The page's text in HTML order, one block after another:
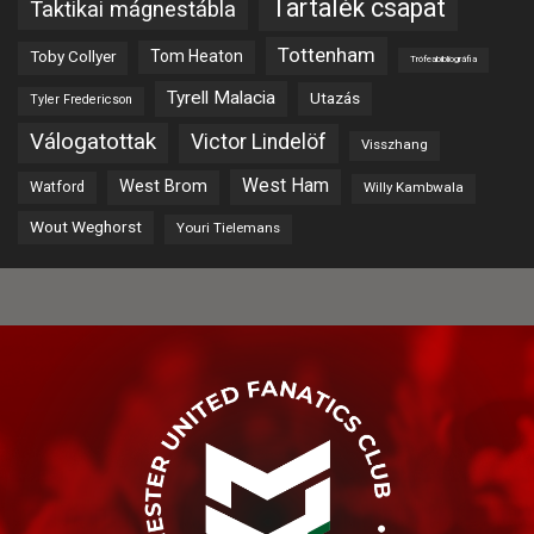
Taktikai mágnestábla Tartalék csapat
Toby Collyer Tom Heaton Tottenham Trófeabibliográfia
Tyler Fredericson Tyrell Malacia Utazás
Válogatottak Victor Lindelöf Visszhang
Watford West Brom West Ham Willy Kambwala
Wout Weghorst Youri Tielemans